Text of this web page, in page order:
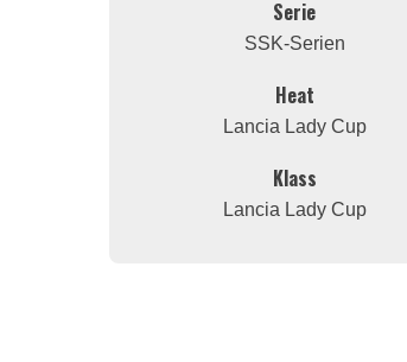
Serie
SSK-Serien
Heat
Lancia Lady Cup
Klass
Lancia Lady Cup